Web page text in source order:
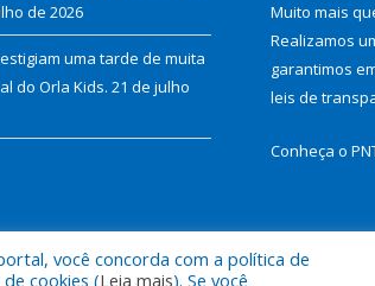
de 2026
uma tarde de muita
do Orla Kids. 21 de julho
Muito mais
Realizamos
garantimos
leis de
Conheça o
Mapa do Site
você concorda com a política de
cookies (Leia mais). Se você